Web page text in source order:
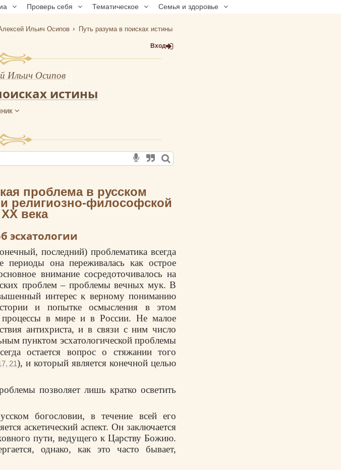
Проверь себя Тематическое Семья и здоровье
Ильич Осипов Путь разума в поисках истины
Вход
Ильич Осипов
истины
проблема в русском
религиозно-философской
века
эсхатологии
последний) проблематика всегда
она переживалась как острое
внимание сосредоточивалось на
проблем–проблемы вечных мук. В
интерес к верному пониманию
и попытке осмысления в этом
процессы в мире и в России. Не малое
антихриста, и в связи с ним число
пунктом эсхатологической проблемы
остается вопрос о стяжании того
21), и который является конечной целью
позволяет лишь кратко осветить
богословии, в течение всей его
аскетический аспект. Он заключается
пути, ведущего к Царству Божию.
однако, как это часто бывает,